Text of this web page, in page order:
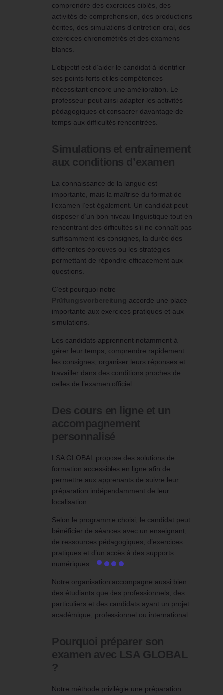
comprendre des exercices ciblés, des
activités de compréhension, des productions
écrites, des simulations d’entretien oral, des
exercices chronométrés et des examens
blancs.
L’objectif est d’aider le candidat à identifier
ses points forts et les compétences
nécessitant encore une amélioration. Le
professeur peut ainsi adapter les activités
pédagogiques et consacrer davantage de
temps aux difficultés rencontrées.
Simulations et entraînement
aux conditions d’examen
La connaissance de la langue est
importante, mais la maîtrise du format de
l’examen l’est également. Un candidat peut
disposer d’un bon niveau linguistique tout en
rencontrant des difficultés s’il ne connaît pas
suffisamment les consignes, la durée des
différentes épreuves ou les stratégies
permettant de répondre efficacement aux
questions.
C’est pourquoi notre
Prüfungsvorbereitung accorde une place
importante aux exercices pratiques et aux
simulations.
Les candidats apprennent notamment à
gérer leur temps, comprendre rapidement
les consignes, organiser leurs réponses et
travailler dans des conditions proches de
celles de l’examen officiel.
Des cours en ligne et un
accompagnement
personnalisé
LSA GLOBAL propose des solutions de
formation accessibles en ligne afin de
permettre aux apprenants de suivre leur
préparation indépendamment de leur
localisation.
Selon le programme choisi, le candidat peut
bénéficier de séances avec un enseignant,
de ressources pédagogiques, d’exercices
pratiques et d’un accès à des supports
numériques.
Notre organisation accompagne aussi bien
des étudiants que des professionnels, des
particuliers et des candidats ayant un projet
académique, professionnel ou international.
Pourquoi préparer son
examen avec LSA GLOBAL
?
Notre méthode privilégie une préparation